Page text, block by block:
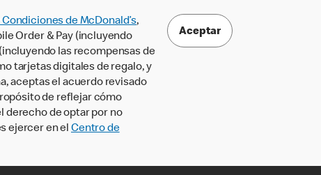
Condiciones de McDonald’s,
Order & Pay (incluyendo
las recompensas de
tarjetas digitales de regalo, y
aceptas el acuerdo revisado
de reflejar cómo
derecho de optar por no
ejercer en el Centro de
Aceptar